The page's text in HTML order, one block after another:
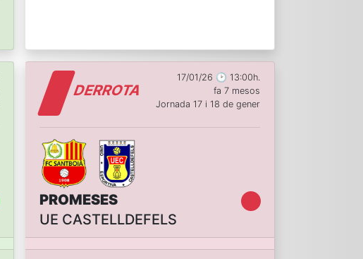
DERROTA
17/01/26 🕑 13:00h.
fa 7 mesos
Jornada 17 i 18 de gener
PROMESES
UE CASTELLDEFELS